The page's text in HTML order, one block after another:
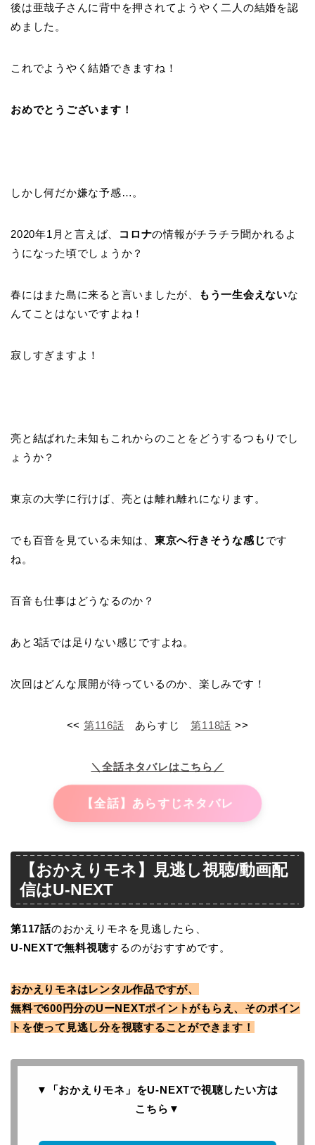
後は亜哉子さんに背中を押されてようやく二人の結婚を認
めました。
これでようやく結婚できますね！
おめでとうございます！
しかし何だか嫌な予感…。
2020年1月と言えば、 コロナの情報がチラチラ聞かれるよ
うになった頃でしょうか？
春にはまた島に来ると言いましたが、 もう一生会えないな
んてことはないですよね！
寂しすぎますよ！
亮と結ばれた未知もこれからのことをどうするつもりでし
ょうか？
東京の大学に行けば、亮とは離れ離れになります。
でも百音を見ている未知は、 東京へ行きそうな感じです
ね。
百音も仕事はどうなるのか？
あと3話では足りない感じですよね。
次回はどんな展開が待っているのか、楽しみです！
<< 第116話 あらすじ第118話 >>
＼全話ネタバレはこちら／
【全話】あらすじネタバレ
【おかえりモネ】見逃し視聴/動画配
信はU-NEXT
第117話のおかえりモネを見逃したら、
U-NEXTで無料視聴するのがおすすめです。
おかえりモネはレンタル作品ですが、
無料で600円分のUーNEXTポイントがもらえ、そのポイン
トを使って見逃し分を視聴することができます！
▼「おかえりモネ」をU-NEXTで視聴したい方は
こちら ▼